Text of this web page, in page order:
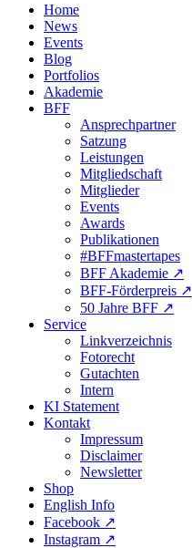
Home
News
Events
Blog
Portfolios
Akademie
BFF
Ansprechpartner
Satzung
Leistungen
Mitgliedschaft
Mitglieder
Events
Awards
Publikationen
#BFFmastertapes
BFF Akademie ↗︎
BFF-Förderpreis ↗︎
50 Jahre BFF ↗︎
Service
Linkverzeichnis
Fotorecht
Gutachten
Intern
KI Statement
Kontakt
Impressum
Disclaimer
Newsletter
Shop
English Info
Facebook ↗︎
Instagram ↗︎